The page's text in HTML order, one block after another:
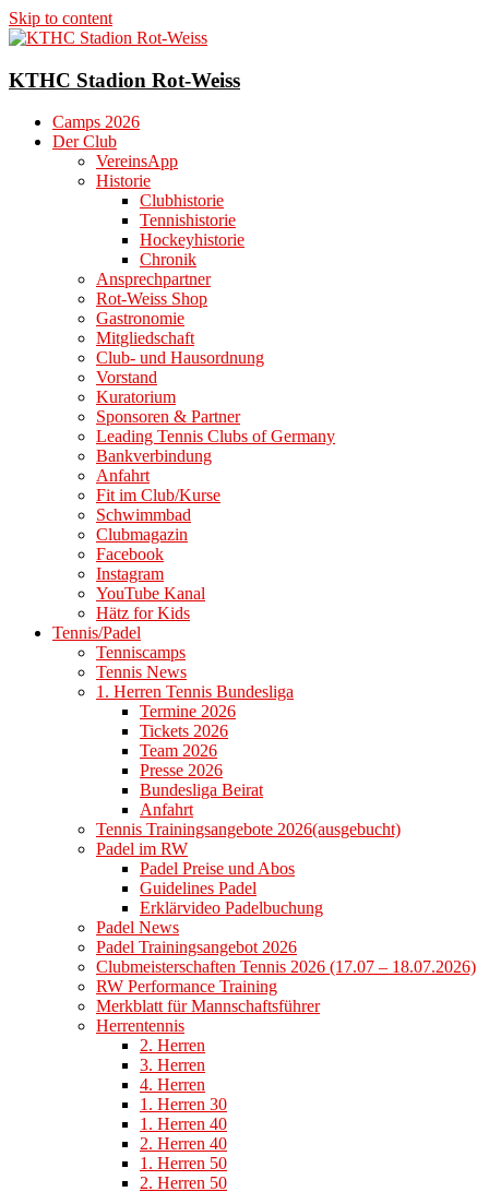
Skip to content
KTHC Stadion Rot-Weiss
Camps 2026
Der Club
VereinsApp
Historie
Clubhistorie
Tennishistorie
Hockeyhistorie
Chronik
Ansprechpartner
Rot-Weiss Shop
Gastronomie
Mitgliedschaft
Club- und Hausordnung
Vorstand
Kuratorium
Sponsoren & Partner
Leading Tennis Clubs of Germany
Bankverbindung
Anfahrt
Fit im Club/Kurse
Schwimmbad
Clubmagazin
Facebook
Instagram
YouTube Kanal
Hätz for Kids
Tennis/Padel
Tenniscamps
Tennis News
1. Herren Tennis Bundesliga
Termine 2026
Tickets 2026
Team 2026
Presse 2026
Bundesliga Beirat
Anfahrt
Tennis Trainingsangebote 2026(ausgebucht)
Padel im RW
Padel Preise und Abos
Guidelines Padel
Erklärvideo Padelbuchung
Padel News
Padel Trainingsangebot 2026
Clubmeisterschaften Tennis 2026 (17.07 – 18.07.2026)
RW Performance Training
Merkblatt für Mannschaftsführer
Herrentennis
2. Herren
3. Herren
4. Herren
1. Herren 30
1. Herren 40
2. Herren 40
1. Herren 50
2. Herren 50